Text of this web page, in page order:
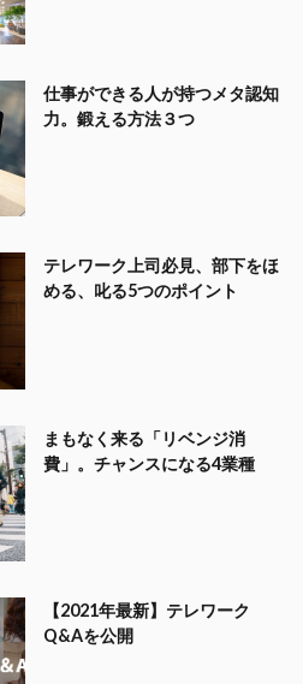
仕事ができる人が持つメタ認知
力。鍛える方法３つ
テレワーク上司必見、部下をほ
める、叱る5つのポイント
まもなく来る「リベンジ消
費」。チャンスになる4業種
【2021年最新】テレワーク
Q&Aを公開